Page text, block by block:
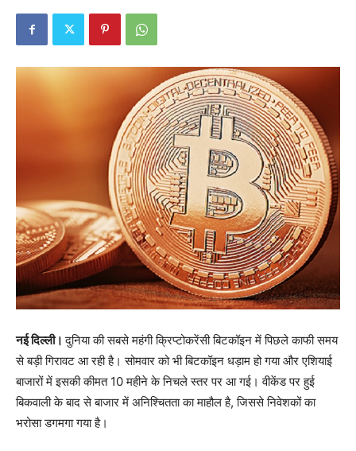
नई दिल्ली।दुनिया की सबसे महंगी क्रिप्टोकरेंसी बिटकॉइन में पिछले काफी समय
से बड़ी गिरावट आ रही है। सोमवार को भी बिटकॉइन धड़ाम हो गया और एशियाई
बाजारों में इसकी कीमत 10 महीने के निचले स्तर पर आ गई। वीकेंड पर हुई
बिकवाली के बाद से बाजार में अनिश्चितता का माहौल है, जिससे निवेशकों का
भरोसा डगमगा गया है।